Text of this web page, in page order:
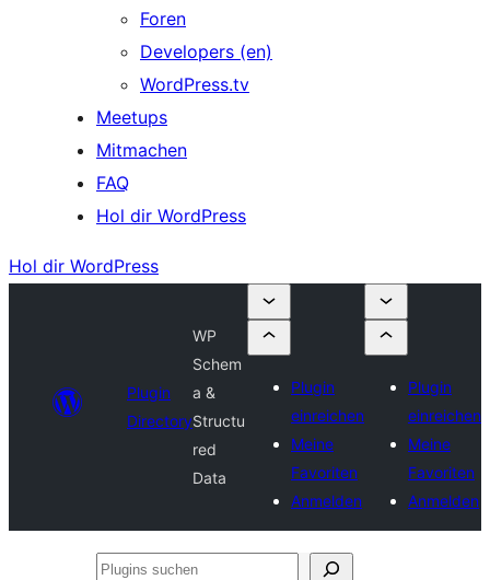
Foren
Developers (en)
WordPress.tv
Meetups
Mitmachen
FAQ
Hol dir WordPress
Hol dir WordPress
Plugin
Directory
WP
Schem
a &
Structu
red
Data
Plugin
einreichen
Meine
Favoriten
Anmelden
Plugin
einreichen
Meine
Favoriten
Anmelden
Plugins